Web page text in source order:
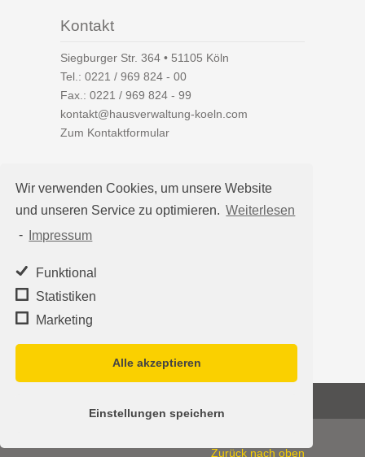
Wir verwenden Cookies, um unsere Website
und unseren Service zu optimieren. Weiterlesen
-
Impressum
Funktional
Statistiken
Marketing
Alle akzeptieren
Einstellungen speichern
Kontakt
Siegburger Str. 364 • 51105 Köln
Tel.: 0221 / 969 824 - 00
Fax.: 0221 / 969 824 - 99
kontakt@hausverwaltung-koeln.com
Zum Kontaktformular
Auf einen Blick
Hausverwaltung Köln
Immobilienverwaltung Köln
WEG-Verwaltung
Mietverwaltung
Team
Immobilien Treuhand Verwaltungs-OHG
Zurück nach oben